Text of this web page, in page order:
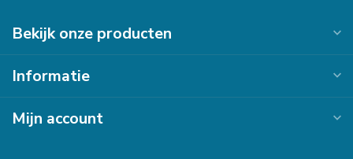
Bekijk onze producten
Informatie
Mijn account